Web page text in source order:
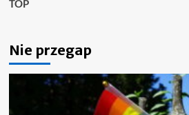
TOP
Nie przegap